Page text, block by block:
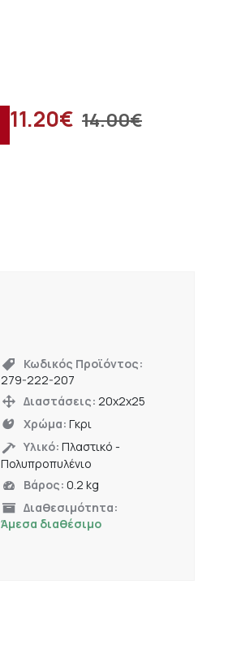
14.00€
11.20€
Κωδικός Προϊόντος:
279-222-207
Διαστάσεις: 20x2x25
Χρώμα: Γκρι
Υλικό: Πλαστικό -
Πολυπροπυλένιο
Βάρος: 0.2 kg
Διαθεσιμότητα:
Άμεσα διαθέσιμο